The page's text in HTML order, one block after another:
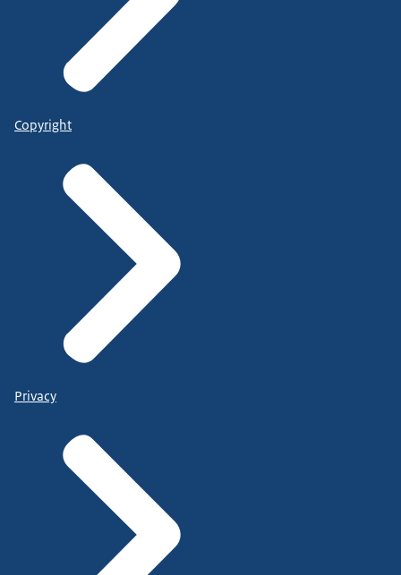
Copyright
Privacy